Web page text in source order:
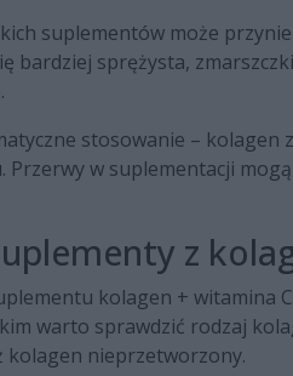
suplementów może
bardziej sprężysta,
stosowanie – kolagen
Przerwy w suplementacji
z
kolagen + witamina
warto sprawdzić rodzaj
kolagen nieprzetworzony.